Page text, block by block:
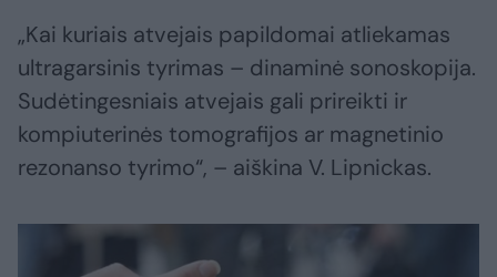
„Kai kuriais atvejais papildomai atliekamas
ultragarsinis tyrimas – dinaminė sonoskopija.
Sudėtingesniais atvejais gali prireikti ir
kompiuterinės tomografijos ar magnetinio
rezonanso tyrimo“, – aiškina V. Lipnickas.